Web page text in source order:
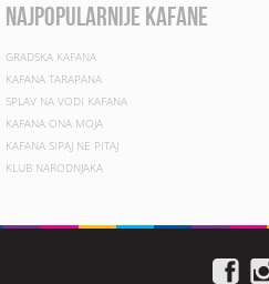
najpopularnije kafane
GRADSKA KAFANA
KAFANA TARAPANA
SPLAV NA VODI KAFANA
KAFANA ONA MOJA
KAFANA SIPAJ NE PITAJ
KLUB NARODNJAKA